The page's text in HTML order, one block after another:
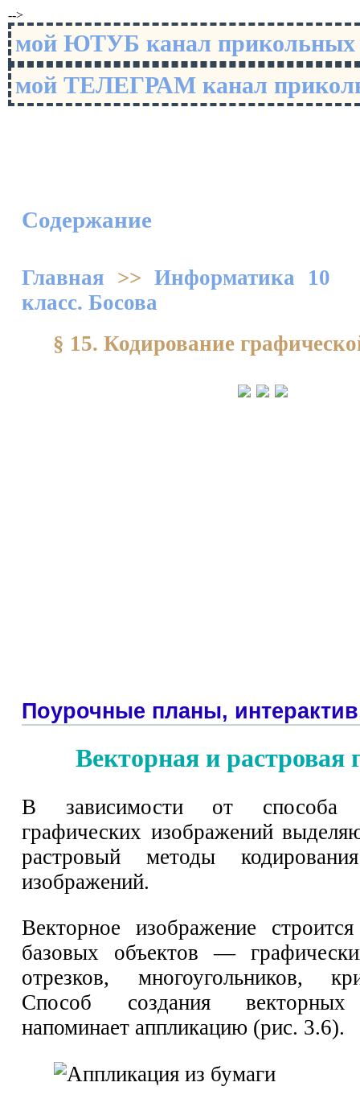
-->
мой ЮТУБ канал
мой ТЕЛЕГРАМ канал
Содержание
Главная >> Информатика 10
класс. Босова
§ 15. Кодирование
Поурочные планы, интерактив
Векторная и растровая
В зависимости от способа
графических изображений
растровый методы
изображений.
Векторное изображение
базовых объектов —
отрезков, многоугольников,
Способ создания векторных
напоминает аппликацию (рис. 3.6).